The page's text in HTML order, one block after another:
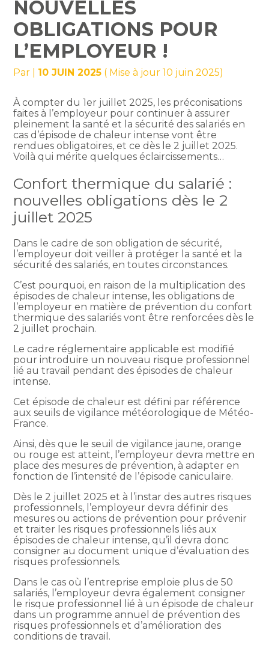
NOUVELLES
OBLIGATIONS POUR
L’EMPLOYEUR !
Par 10 JUIN 2025 ( Mise à jour 10 juin 2025)
À compter du 1er juillet 2025, les préconisations
faites à l’employeur pour continuer à assurer
pleinement la santé et la sécurité des salariés en
cas d’épisode de chaleur intense vont être
rendues obligatoires, et ce dès le 2 juillet 2025.
Voilà qui mérite quelques éclaircissements…
Confort thermique du salarié :
nouvelles obligations dès le 2
juillet 2025
Dans le cadre de son obligation de sécurité,
l’employeur doit veiller à protéger la santé et la
sécurité des salariés, en toutes circonstances.
C’est pourquoi, en raison de la multiplication des
épisodes de chaleur intense, les obligations de
l’employeur en matière de prévention du confort
thermique des salariés vont être renforcées dès le
2 juillet prochain.
Le cadre réglementaire applicable est modifié
pour introduire un nouveau risque professionnel
lié au travail pendant des épisodes de chaleur
intense.
Cet épisode de chaleur est défini par référence
aux seuils de vigilance météorologique de Météo-
France.
Ainsi, dès que le seuil de vigilance jaune, orange
ou rouge est atteint, l’employeur devra mettre en
place des mesures de prévention, à adapter en
fonction de l’intensité de l’épisode caniculaire.
Dès le 2 juillet 2025 et à l’instar des autres risques
professionnels, l’employeur devra définir des
mesures ou actions de prévention pour prévenir
et traiter les risques professionnels liés aux
épisodes de chaleur intense, qu’il devra donc
consigner au document unique d’évaluation des
risques professionnels.
Dans le cas où l’entreprise emploie plus de 50
salariés, l’employeur devra également consigner
le risque professionnel lié à un épisode de chaleur
dans un programme annuel de prévention des
risques professionnels et d’amélioration des
conditions de travail.